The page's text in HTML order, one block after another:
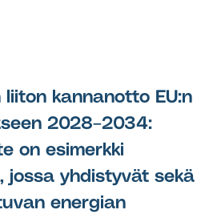
liiton kannanotto EU:n
2028–2034:
on esimerkki
jossa yhdistyvät sekä
energian